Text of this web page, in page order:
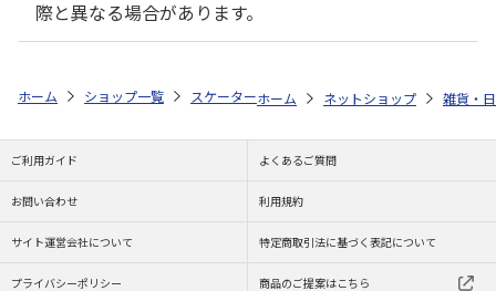
際と異なる場合があります。
ホーム ショップ一覧 スケーター 塗り箸 21cm もののけ姫 (お面)
ホーム ネットショップ 雑貨・
ご利用ガイド よくあるご質問
お問い合わせ 利用規約
サイト運営会社について 特定商取引法に基づく表記について
プライバシーポリシー 商品のご提案はこちら